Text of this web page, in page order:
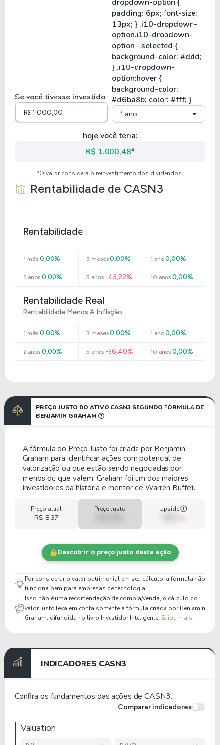
Se você tivesse investido
1 ano
hoje você teria:
R$ 1.000,48*
*O valor considera o reinvestimento dos dividendos.
Rentabilidade de CASN3
Rentabilidade
1 mês 0,00% 3 meses 0,00% 1 ano0,00%
2 anos 0,00% 5 anos -43,22% 10 anos0,00%
Rentabilidade Real
Rentabilidade Menos A Inflação.
1 mês 0,00% 3 meses 0,00% 1 ano0,00%
2 anos 0,00% 5 anos -56,40% 10 anos0,00%
PREÇO JUSTO DO ATIVO CASN3 SEGUNDO FÓRMULA DE
BENJAMIN GRAHAM
A fórmula do Preço Justo foi criada por Benjamin
Graham para identificar ações com potencial de
valorização ou que estão sendo negociadas por
menos do que valem. Graham foi um dos maiores
investidores da história e mentor de Warren Buffet.
Preço atual
R$ 8,37
Preço Justo Upside
Descobrir o preço justo desta ação
Por considerar o valor patrimonial em seu cálculo, a fórmula não
funciona bem para empresas de tecnologia.
Isso não é uma recomendação de compra/venda, o cálculo do
valor justo leva em conta somente a fórmula criada por Benjamin
Graham, difundida no livro Investidor Inteligente. Saiba mais.
INDICADORES CASN3
Confira os fundamentos das ações de CASN3.
Comparar indicadores
Valuation